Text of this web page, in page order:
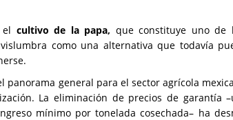
cultivo de la papa, que constituye uno de
como una alternativa que todavía
panorama general para el sector agrícola
La eliminación de precios de garantía
mínimo por tonelada cosechada– ha